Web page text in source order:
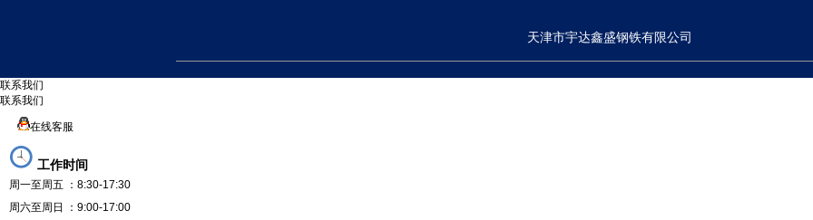
天津市宇达鑫盛钢铁有限公司
联系我们
联系我们
在线客服
工作时间
周一至周五 ：8:30-17:30
周六至周日 ：9:00-17:00